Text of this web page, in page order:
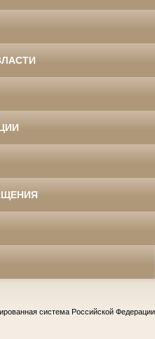
система Российской